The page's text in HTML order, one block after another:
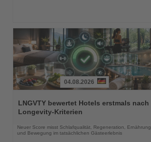
Sie
die
Nachrichten
04.08.2026
LNGVTY bewertet Hotels erstmals nach
Longevity-Kriterien
Neuer Score misst Schlafqualität, Regeneration, Ernährung
und Bewegung im tatsächlichen Gästeerlebnis